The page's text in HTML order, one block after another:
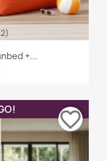
+...
favorite_border